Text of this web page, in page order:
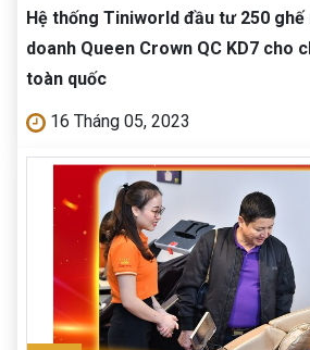
Hệ thống Tiniworld đầu tư 250
doanh Queen Crown QC KD7 cho
toàn quốc
16 Tháng 05, 2023